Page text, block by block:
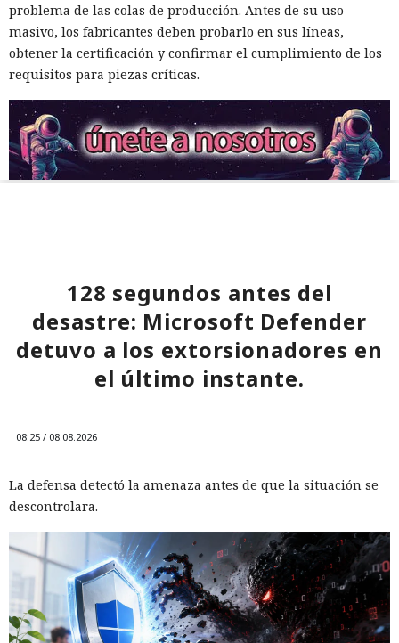
problema de las colas de producción. Antes de su uso
masivo, los fabricantes deben probarlo en sus líneas,
obtener la certificación y confirmar el cumplimiento de los
requisitos para piezas críticas.
128 segundos antes del
desastre: Microsoft Defender
detuvo a los extorsionadores en
el último instante.
08:25 / 08.08.2026
La defensa detectó la amenaza antes de que la situación se
descontrolara.